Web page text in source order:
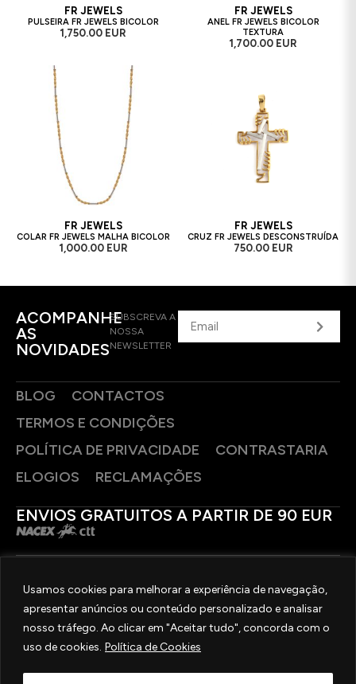
Usamos cookies para melhorar a experiência de navegação,
apresentar anúncios ou conteúdo personalizado e analisar
nosso tráfego. Ao clicar em "Aceitar tudo", concorda com o
uso de cookies. Política de Cookies
FR JEWELS
PULSEIRA FR JEWELS BICOLOR
1,750.00 EUR
FR JEWELS
ANEL FR JEWELS BICOLOR
TEXTURA
1,700.00 EUR
FR JEWELS
COLAR FR JEWELS MALHA BICOLOR
1,000.00 EUR
FR JEWELS
CRUZ FR JEWELS DESCONSTRUÍDA
750.00 EUR
ACOMPANHE
AS
NOVIDADES
SUBSCREVA A
NOSSA
NEWSLETTER
BLOG
CONTACTOS
TERMOS E CONDIÇÕES
POLÍTICA DE PRIVACIDADE
CONTRASTARIA
ELOGIOS
RECLAMAÇÕES
ENVIOS GRATUITOS A PARTIR DE 90 EUR
SIGA-NOS
2025 © OURIVESARIA FRADIZELA